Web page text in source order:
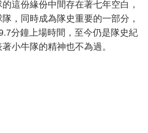
這份緣份中間存在著七年空白，
，同時成為隊史重要的一部分，
分鐘上場時間，至今仍是隊史紀
小牛隊的精神也不為過。